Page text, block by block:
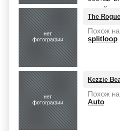
дизайн
Читать
нет
фотографии
The
Похож на
splitloop
нет
фотографии
Kezzie
Похож на
Auto